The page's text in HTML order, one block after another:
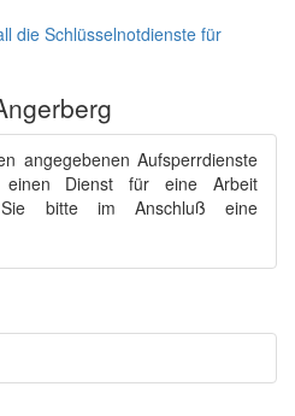
die Schlüsselnotdienste für
angegebenen Aufsperrdienste
einen Dienst für eine Arbeit
Sie bitte im Anschluß eine